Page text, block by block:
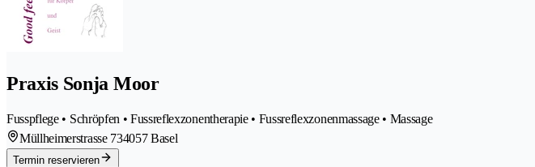
Praxis Sonja Moor
Fusspflege • Schröpfen • Fussreflexzonentherapie • Fussreflexzonenmassage • Massage
Müllheimerstrasse 734057 Basel
Termin reservieren